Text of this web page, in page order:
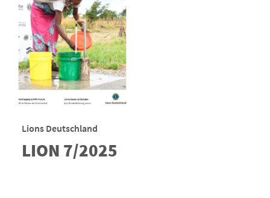
Lions Deutschland
LION 7/2025